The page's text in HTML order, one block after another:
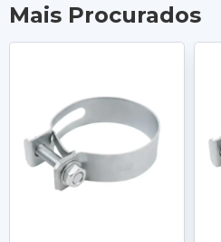
Mais Procurados